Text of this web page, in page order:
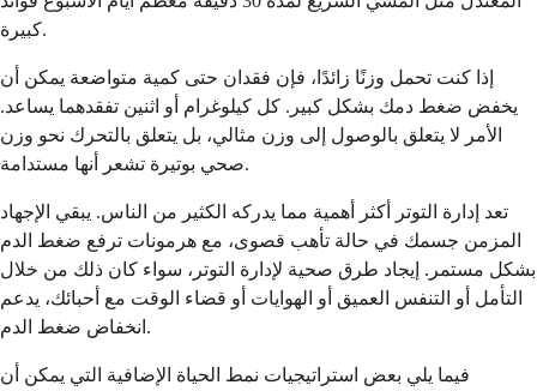
كبيرة.
إذا كنت تحمل وزنًا زائدًا، فإن فقدان حتى كمية متواضعة يمكن أن
يخفض ضغط دمك بشكل كبير. كل كيلوغرام أو اثنين تفقدهما يساعد.
الأمر لا يتعلق بالوصول إلى وزن مثالي، بل يتعلق بالتحرك نحو وزن
صحي بوتيرة تشعر أنها مستدامة.
تعد إدارة التوتر أكثر أهمية مما يدركه الكثير من الناس. يبقي الإجهاد
المزمن جسمك في حالة تأهب قصوى، مع هرمونات ترفع ضغط الدم
بشكل مستمر. إيجاد طرق صحية لإدارة التوتر، سواء كان ذلك من خلال
التأمل أو التنفس العميق أو الهوايات أو قضاء الوقت مع أحبائك، يدعم
انخفاض ضغط الدم.
فيما يلي بعض استراتيجيات نمط الحياة الإضافية التي يمكن أن